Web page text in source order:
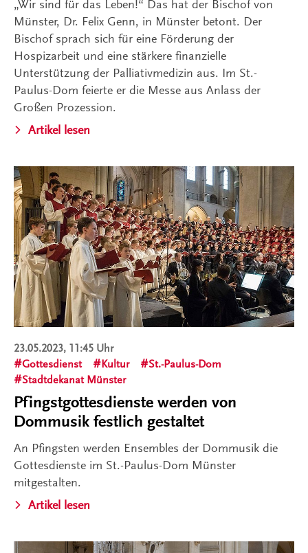
„Wir sind für das Leben!“ Das hat der Bischof von
Münster, Dr. Felix Genn, in Münster betont. Der
Bischof sprach sich für eine Förderung der
Hospizarbeit und eine stärkere finanzielle
Unterstützung der Palliativmedizin aus. Im St.-
Paulus-Dom feierte er die Messe aus Anlass der
Großen Prozession.
Artikel lesen
23.05.2023, 11:45 Uhr
Gottesdienst
Kultur
St.-Paulus-Dom
Stadtdekanat Münster
Pfingstgottesdienste werden von
Dommusik festlich gestaltet
An Pfingsten werden Ensembles der Dommusik die
Gottesdienste im St.-Paulus-Dom Münster
mitgestalten.
Artikel lesen